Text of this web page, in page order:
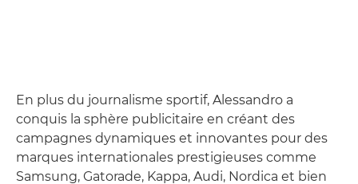
En plus du journalisme sportif, Alessandro a
conquis la sphère publicitaire en créant des
campagnes dynamiques et innovantes pour des
marques internationales prestigieuses comme
Samsung, Gatorade, Kappa, Audi, Nordica et bien